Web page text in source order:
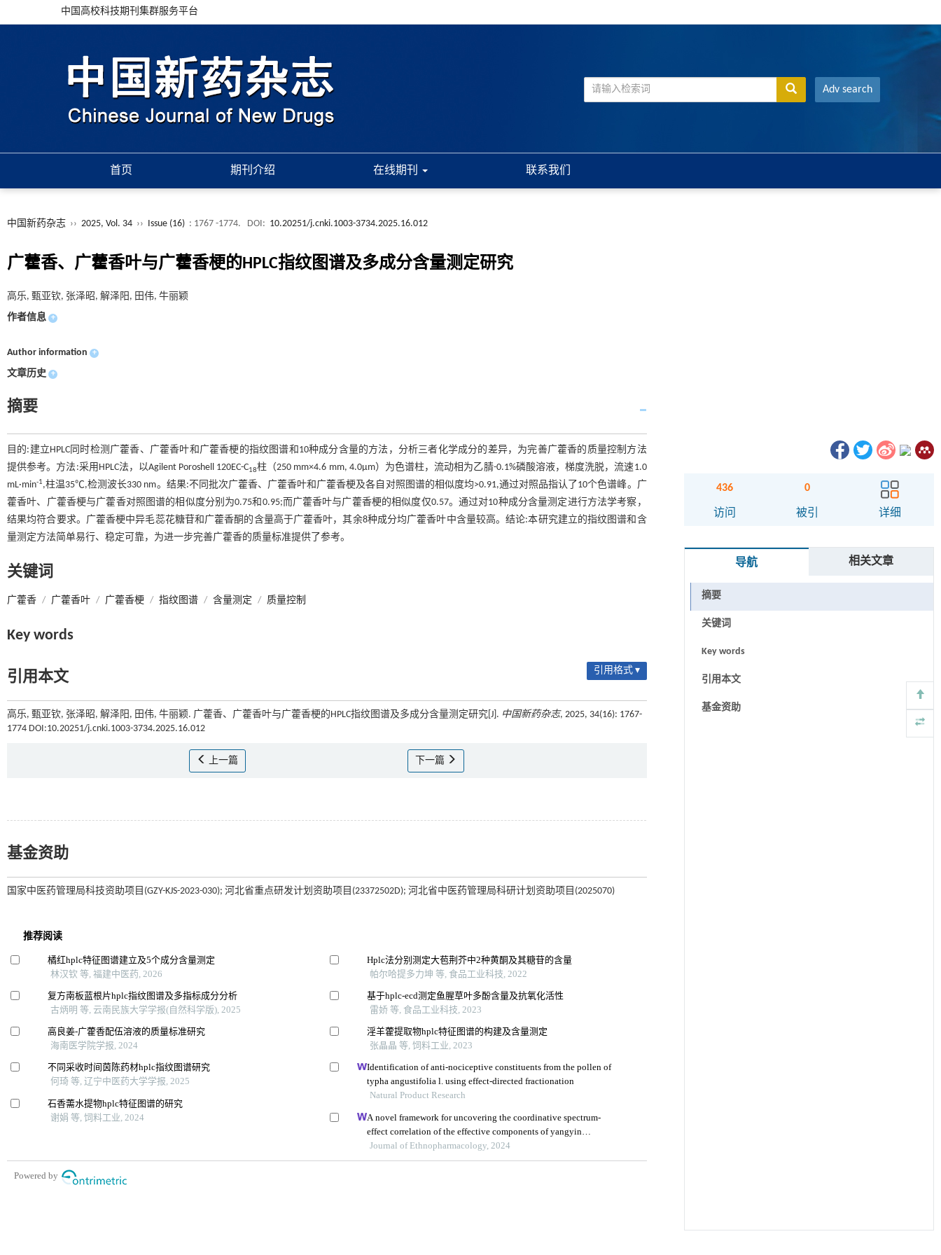
中国高校科技期刊集群服务平台
Adv search
首页 期刊介绍 在线期刊 联系我们
中国新药杂志 ›› 2025, Vol. 34 ›› Issue (16) : 1767 -1774. DOI: 10.20251/j.cnki.1003-3734.2025.16.012
广藿香、广藿香叶与广藿香梗的HPLC指纹图谱及多成分含量测定研究
高乐, 甄亚钦, 张泽昭, 解泽阳, 田伟, 牛丽颖
作者信息 +
Author information +
文章历史 +
摘要
目的:建立HPLC同时检测广藿香、广藿香叶和广藿香梗的指纹图谱和10种成分含量的方法，分析三者化学成分的差异，为完善广藿香的质量控制方法
提供参考。方法:采用HPLC法，以Agilent Poroshell 120EC-C18柱（250 mm×4.6 mm, 4.0μm）为色谱柱，流动相为乙腈-0.1%磷酸溶液，梯度洗脱，流速1.0
mL·min-1,柱温35℃,检测波长330 nm。结果:不同批次广藿香、广藿香叶和广藿香梗及各自对照图谱的相似度均>0.91,通过对照品指认了10个色谱峰。广
藿香叶、广藿香梗与广藿香对照图谱的相似度分别为0.75和0.95;而广藿香叶与广藿香梗的相似度仅0.57。通过对10种成分含量测定进行方法学考察，
结果均符合要求。广藿香梗中异毛蕊花糖苷和广藿香酮的含量高于广藿香叶，其余8种成分均广藿香叶中含量较高。结论:本研究建立的指纹图谱和含
量测定方法简单易行、稳定可靠，为进一步完善广藿香的质量标准提供了参考。
关键词
广藿香 / 广藿香叶 / 广藿香梗 / 指纹图谱 / 含量测定 / 质量控制
Key words
引用本文 引用格式 ▾
高乐, 甄亚钦, 张泽昭, 解泽阳, 田伟, 牛丽颖. 广藿香、广藿香叶与广藿香梗的HPLC指纹图谱及多成分含量测定研究[J]. 中国新药杂志, 2025, 34(16): 1767-
1774 DOI:10.20251/j.cnki.1003-3734.2025.16.012
上一篇 下一篇
基金资助
国家中医药管理局科技资助项目(GZY-KJS-2023-030); 河北省重点研发计划资助项目(23372502D); 河北省中医药管理局科研计划资助项目(2025070)
436
访问
0
被引 详细
导航 相关文章
摘要
关键词
Key words
引用本文
基金资助